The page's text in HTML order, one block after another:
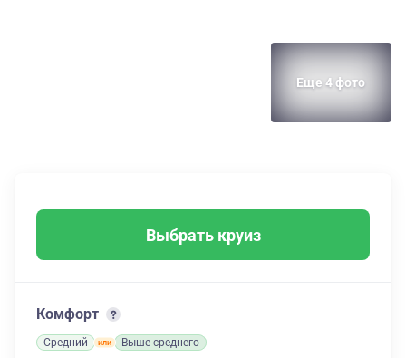
Еще 4 фото
Выбрать круиз
Комфорт
Средний Выше среднего